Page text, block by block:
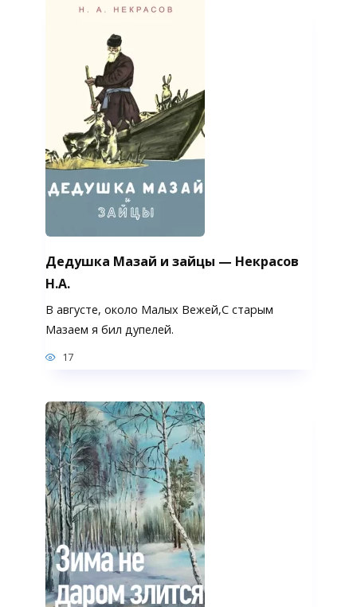
Дедушка Мазай и зайцы — Некрасов
Н.А.
В августе, около Малых Вежей,С старым
Мазаем я бил дупелей.
17